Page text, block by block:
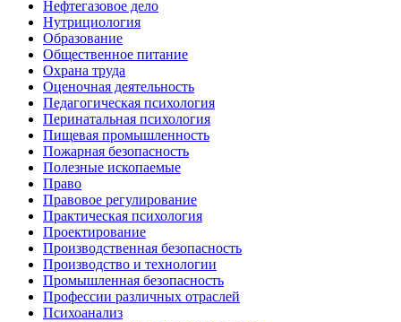
Нефтегазовое дело
Нутрициология
Образование
Общественное питание
Охрана труда
Оценочная деятельность
Педагогическая психология
Перинатальная психология
Пищевая промышленность
Пожарная безопасность
Полезные ископаемые
Право
Правовое регулирование
Практическая психология
Проектирование
Производственная безопасность
Производство и технологии
Промышленная безопасность
Профессии различных отраслей
Психоанализ